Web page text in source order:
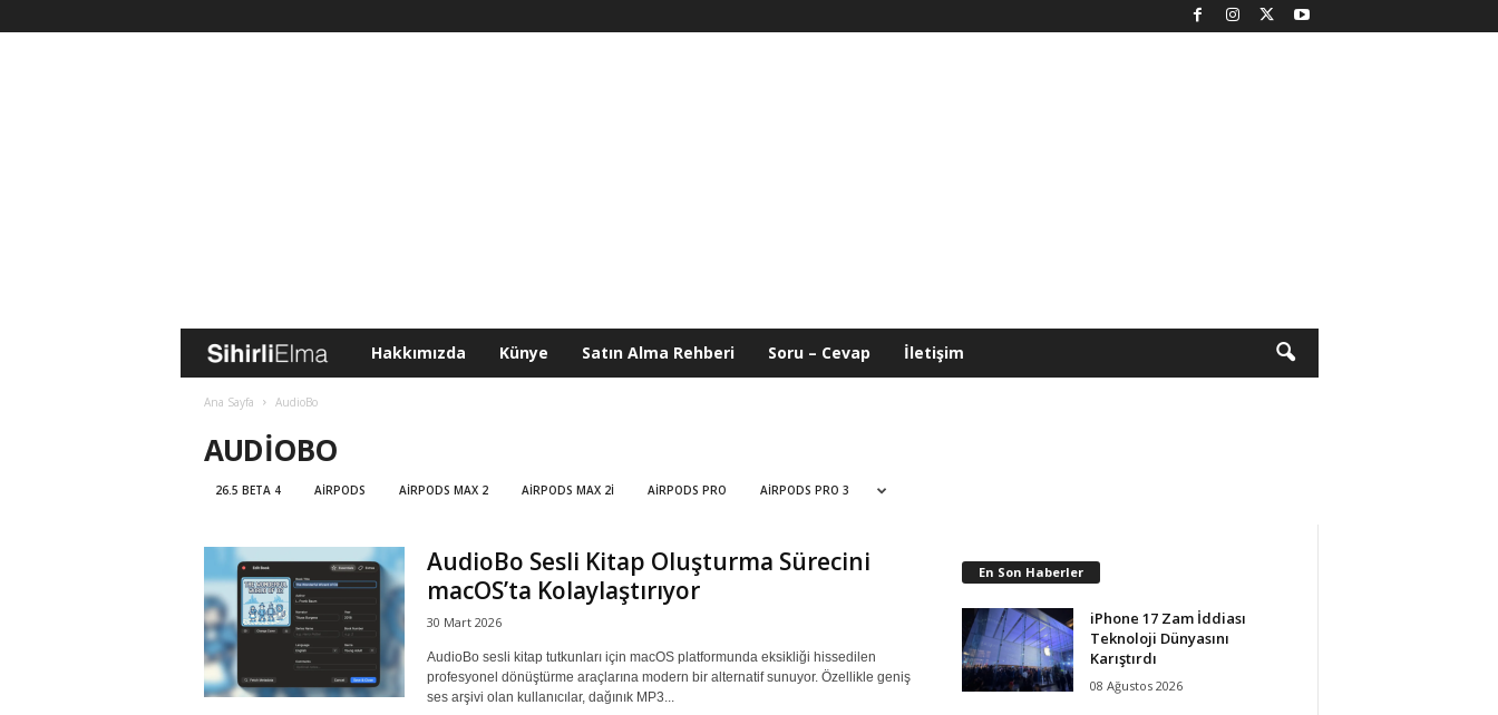
i
r
i
E
Hakkımızda Künye Satın Alma Rehberi Soru – Cevap İletişim
Ana Sayfa AudioBo
AUDIOBO
26.5 BETA 4 AIRPODS AIRPODS MAX 2 AIRPODS MAX 2I AIRPODS PRO AIRPODS PRO 3
AudioBo Sesli Kitap Oluşturma Sürecini
macOS’ta Kolaylaştırıyor
30 Mart 2026
AudioBo sesli kitap tutkunları için macOS platformunda eksikliği hissedilen
profesyonel dönüştürme araçlarına modern bir alternatif sunuyor. Özellikle geniş
ses arşivi olan kullanıcılar, dağınık MP3...
En Son Haberler
iPhone 17 Zam İddiası
Teknoloji Dünyasını
Karıştırdı
08 Ağustos 2026